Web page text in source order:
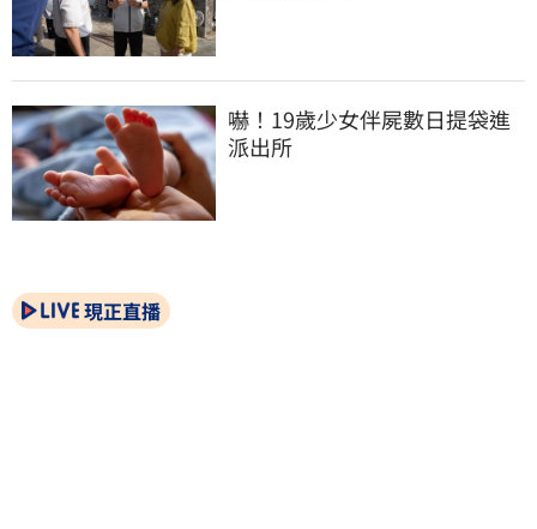
嚇！19歲少女伴屍數日提袋進
派出所
現正直播